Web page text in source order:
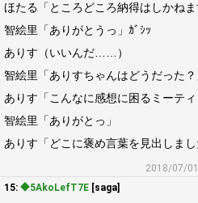
ほたる「ところどころ納得はしかね
智絵里「ありがとうっ」ｶﾞｼｯ
ありす（いいんだ……）
智絵里「ありすちゃんはどうだった？
ありす「こんなに感想に困るミーティ
智絵里「ありがとっ」
ありす「どこに褒め言葉を見出しまし
2018/07/
15: ◆5AkoLefT7E [saga]